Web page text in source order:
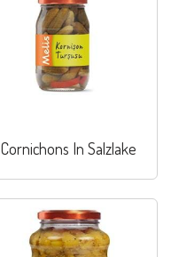
Cornichons In Salzlake